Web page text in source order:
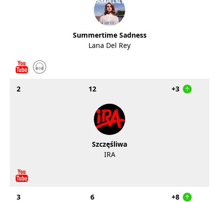
Summertime Sadness
Lana Del Rey
2 12 +3
Szczęśliwa
IRA
3 6 +8